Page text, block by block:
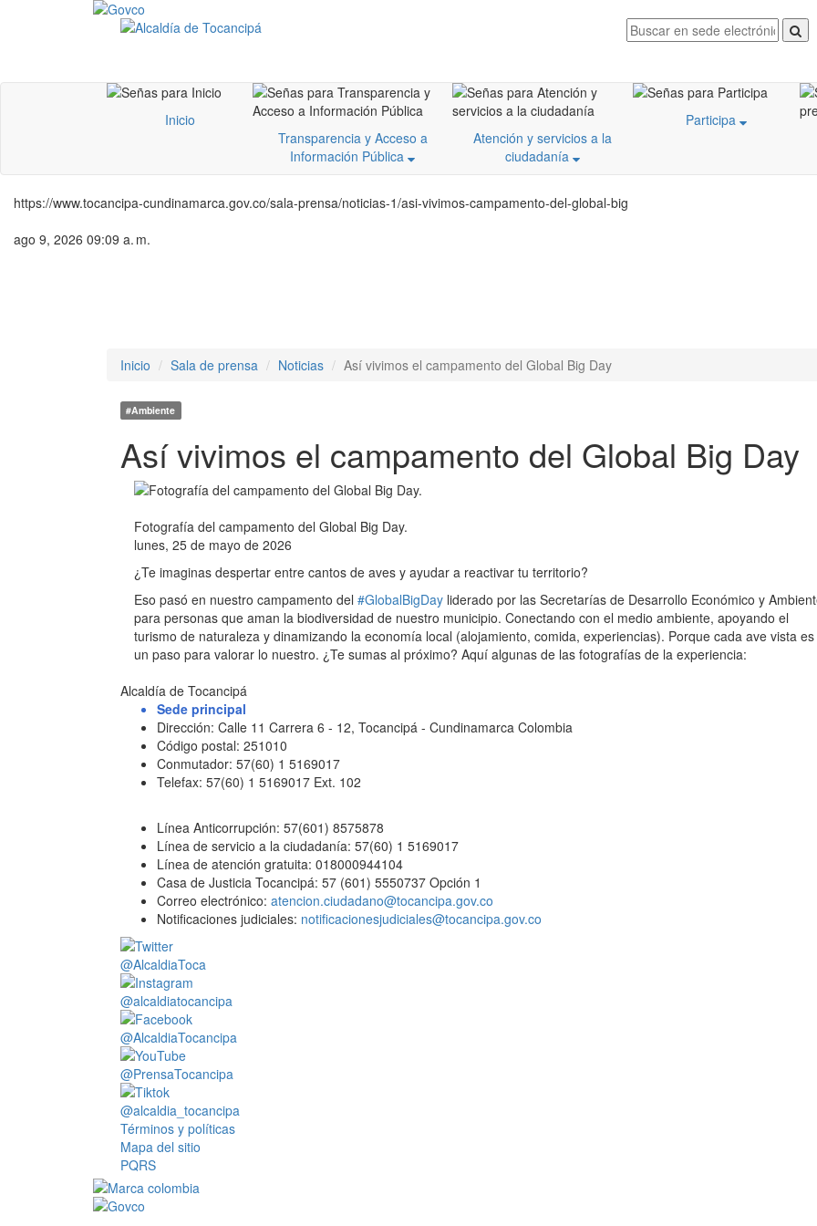
Inicio
Transparencia y Acceso a
Información Pública
Atención y servicios a la
ciudadanía
Participa
https://www.tocancipa-cundinamarca.gov.co/sala-prensa/noticias-1/asi-vivimos-campamento-del-global-big
ago 9, 2026 09:09 a. m.
Inicio Sala de prensa Noticias Así vivimos el campamento del Global Big Day
#Ambiente
Así vivimos el campamento del Global Big Day
Fotografía del campamento del Global Big Day.
lunes, 25 de mayo de 2026
¿Te imaginas despertar entre cantos de aves y ayudar a reactivar tu territorio?
Eso pasó en nuestro campamento del #GlobalBigDay liderado por las Secretarías de Desarrollo Económico y
para personas que aman la biodiversidad de nuestro municipio. Conectando con el medio ambiente, apoyando el
turismo de naturaleza y dinamizando la economía local (alojamiento, comida, experiencias). Porque cada ave vista es
un paso para valorar lo nuestro. ¿Te sumas al próximo? Aquí algunas de las fotografías de la experiencia:
Alcaldía de Tocancipá
Sede principal
Dirección: Calle 11 Carrera 6 - 12, Tocancipá - Cundinamarca Colombia
Código postal: 251010
Conmutador: 57(60) 1 5169017
Telefax: 57(60) 1 5169017 Ext. 102
Línea Anticorrupción: 57(601) 8575878
Línea de servicio a la ciudadanía: 57(60) 1 5169017
Línea de atención gratuita: 018000944104
Casa de Justicia Tocancipá: 57 (601) 5550737 Opción 1
Correo electrónico: atencion.ciudadano@tocancipa.gov.co
Notificaciones judiciales: notificacionesjudiciales@tocancipa.gov.co
@AlcaldiaToca
@alcaldiatocancipa
@AlcaldiaTocancipa
@PrensaTocancipa
@alcaldia_tocancipa
Términos y políticas
Mapa del sitio
PQRS